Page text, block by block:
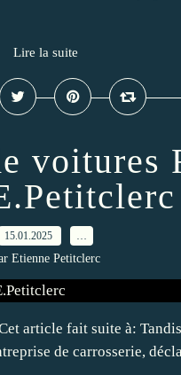
Lire la suite
voitures
15.01.2025 …
Etienne Petitclerc
article fait suite à:
de carrosserie,